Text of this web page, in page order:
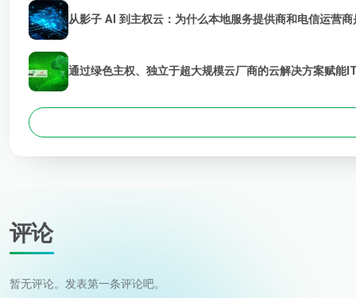
从影子 AI 到主权云：为什么本地服务提供商和电信运营
通过绿色主权、独立于超大规模云厂商的云解决方案赋能
评论
暂无评论。发表第一条评论吧。